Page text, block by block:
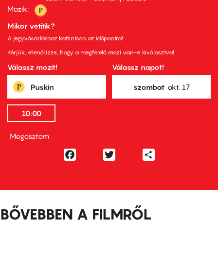
Mozik:
Mikor vetítik?
A jegyvásárláshoz kattintson az időpontra!
Kérjük, ellenőrizze, hogy a megfelelő mozi van-e kiválasztva!
Válassz mozit!
Puskin
Válassz napot!
szombat okt. 17
10:00
Megosztom
Facebook
BŐVEBBEN A FILMRŐL